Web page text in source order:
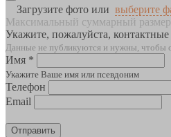
Загрузите фото или выберите
Максимальный суммарный
Укажите, пожалуйста,
Данные не публикуются и нужны, чтобы
Имя *
Укажите Ваше имя или псевдоним
Телефон
Email
Отправить